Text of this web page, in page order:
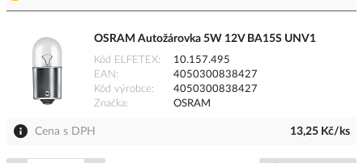
OSRAM Autožárovka 5W 12V BA15S UNV1
Kód ELFETEX
10.157.495
EAN
4050300838427
Kód výrobce
4050300838427
Značka
OSRAM
Cena s DPH 13,25 Kč/ks